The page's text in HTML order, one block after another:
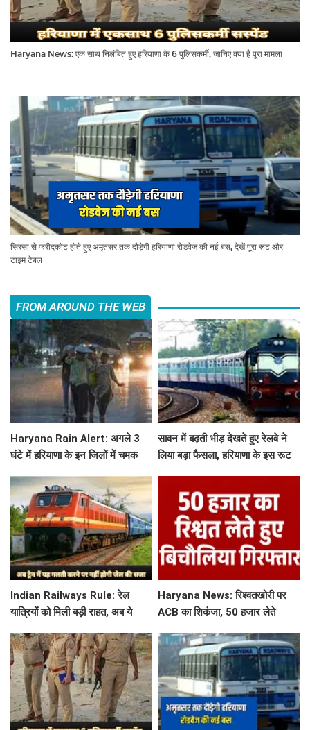
Haryana News: एक साथ निलंबित हुए हरियाणा के 6 पुलिसकर्मी, जानिए क्या है पूरा मामला
सिरसा से फरीदकोट होते हुए अमृतसर तक दौड़ेगी हरियाणा रोडवेज की नई बस, देखें पूरा रूट और
टाइम टेबल
FROM AROUND THE WEB
Haryana Rain Alert: अगले 3
घंटे में हरियाणा के इन जिलों में चमक
अलर्ट
सावन में बढ़ती भीड़ देखते हुए रेलवे ने
लिया बड़ा फैसला, हरियाणा के इस रूट
Indian Railways Rule: रेल
यात्रियों को मिली बड़ी राहत, अब ये
Haryana News: रिश्वतखोरी पर
ACB का शिकंजा, 50 हजार लेते